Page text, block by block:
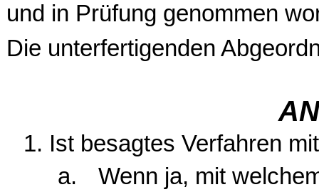
und in Prüfung genommen
Die unterfertigenden
1. Ist besagtes Verfahren
a.
Wenn ja, mit